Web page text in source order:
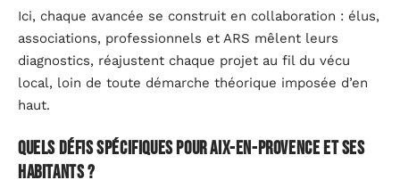
Ici, chaque avancée se construit en collaboration : élus,
associations, professionnels et ARS mêlent leurs
diagnostics, réajustent chaque projet au fil du vécu
local, loin de toute démarche théorique imposée d’en
haut.
Quels défis spécifiques pour Aix-en-Provence et ses
habitants ?